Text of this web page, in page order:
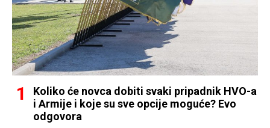
Koliko će novca dobiti svaki pripadnik HVO-a
i Armije i koje su sve opcije moguće? Evo
odgovora